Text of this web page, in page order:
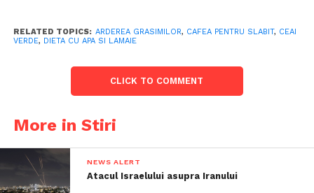
RELATED TOPICS: ARDEREA GRASIMILOR, CAFEA PENTRU SLABIT, CEAI
VERDE, DIETA CU APA SI LAMAIE
CLICK TO COMMENT
More in Stiri
NEWS ALERT
Atacul Israelului asupra Iranului